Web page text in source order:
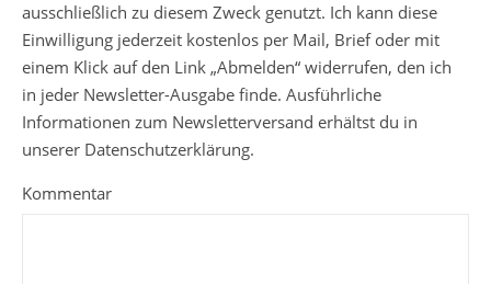
ausschließlich zu diesem Zweck genutzt. Ich kann diese
Einwilligung jederzeit kostenlos per Mail, Brief oder mit
einem Klick auf den Link „Abmelden“ widerrufen, den ich
in jeder Newsletter-Ausgabe finde. Ausführliche
Informationen zum Newsletterversand erhältst du in
unserer Datenschutzerklärung.
Kommentar